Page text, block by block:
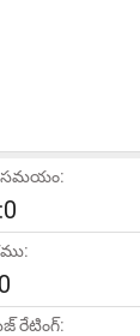
సమయం:
రేటింగ్: